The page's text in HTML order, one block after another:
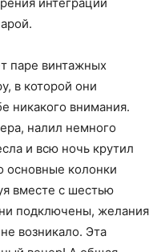
паре винтажных
в которой они
никакого внимания.
налил немного
и всю ночь крутил
основные колонки
вместе с шестью
подключены, желания
возникало. Эта